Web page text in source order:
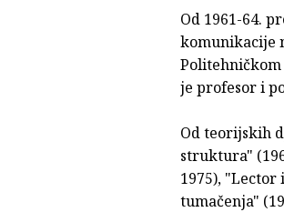
Od 1961-64.
komunikacije
Politehničkom
je profesor i
Od teorijskih
struktura"
1975),
tumačenja"